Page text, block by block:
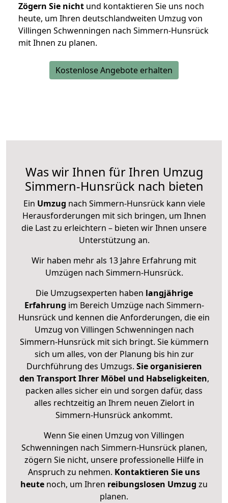
Zögern Sie nicht und kontaktieren Sie uns noch
heute, um Ihren deutschlandweiten Umzug von
Villingen Schwenningen nach Simmern-Hunsrück
mit Ihnen zu planen.
Kostenlose Angebote erhalten
Was wir Ihnen für Ihren Umzug
Simmern-Hunsrück nach bieten
Ein Umzug nach Simmern-Hunsrück kann viele
Herausforderungen mit sich bringen, um Ihnen
die Last zu erleichtern – bieten wir Ihnen unsere
Unterstützung an.
Wir haben mehr als 13 Jahre Erfahrung mit
Umzügen nach Simmern-Hunsrück.
Die Umzugsexperten haben langjährige
Erfahrung im Bereich Umzüge nach Simmern-
Hunsrück und kennen die Anforderungen, die ein
Umzug von Villingen Schwenningen nach
Simmern-Hunsrück mit sich bringt. Sie kümmern
sich um alles, von der Planung bis hin zur
Durchführung des Umzugs. Sie organisieren
den Transport Ihrer Möbel und Habseligkeiten,
packen alles sicher ein und sorgen dafür, dass
alles rechtzeitig an Ihrem neuen Zielort in
Simmern-Hunsrück ankommt.
Wenn Sie einen Umzug von Villingen
Schwenningen nach Simmern-Hunsrück planen,
zögern Sie nicht, unsere professionelle Hilfe in
Anspruch zu nehmen. Kontaktieren Sie uns
heute noch, um Ihren reibungslosen Umzug zu
planen.